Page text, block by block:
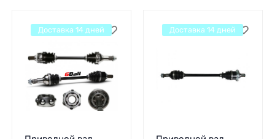
Доставка 14 дней Доставка 14 дней